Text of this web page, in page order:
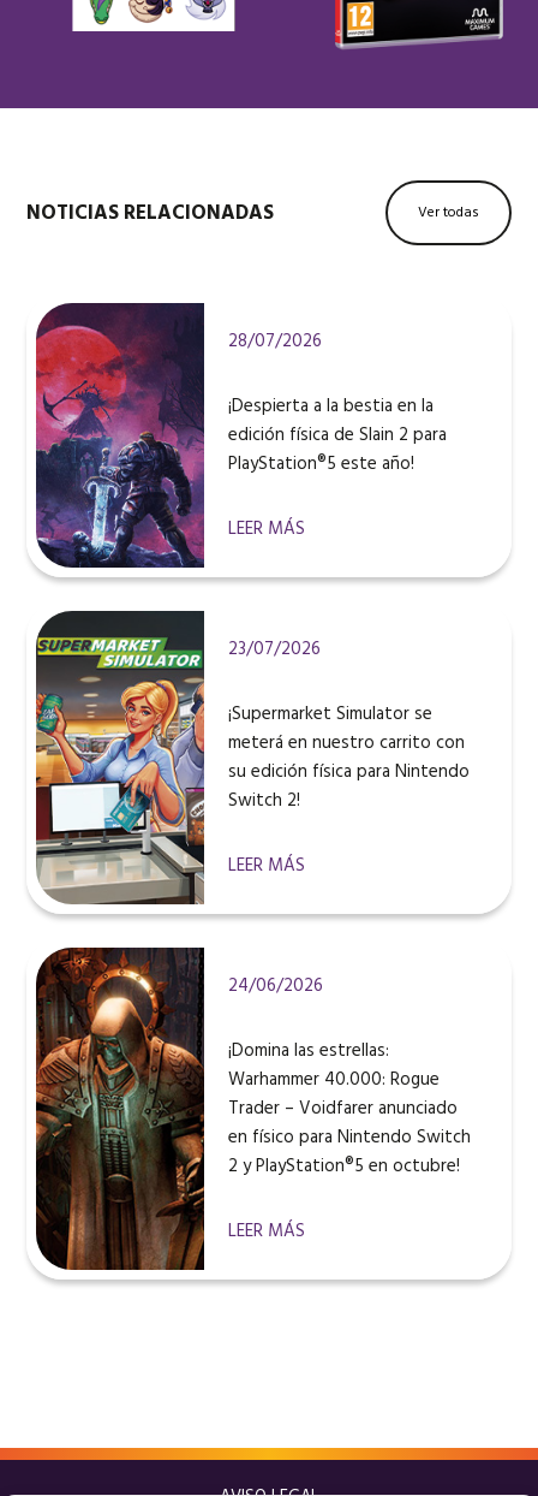
NOTICIAS RELACIONADAS Ver todas
28/07/2026
¡Despierta a la bestia en la
edición física de Slain 2 para
PlayStation®5 este año!
LEER MÁS
23/07/2026
¡Supermarket Simulator se
meterá en nuestro carrito con
su edición física para Nintendo
Switch 2!
LEER MÁS
24/06/2026
¡Domina las estrellas:
Warhammer 40.000: Rogue
Trader – Voidfarer anunciado
en físico para Nintendo Switch
2 y PlayStation®5 en octubre!
LEER MÁS